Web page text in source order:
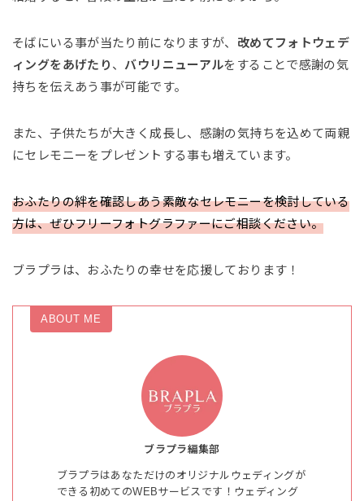
そばにいる事が当たり前になりますが、 改めてフォトウェデ
ィングをあげたり 、 バウリニューアルをすることで感謝の気
持ちを伝えあう事が可能です。
また、子供たちが大きく成長し、感謝の気持ちを込めて両親
にセレモニーをプレゼントする事も増えています。
おふたりの絆を確認しあう素敵なセレモニーを検討している
方は、ぜひフリーフォトグラファーにご相談ください。
ブラプラは、おふたりの幸せを応援しております！
ABOUT ME
ブラプラ編集部
ブラプラはあなただけのオリジナルウェディングが
できる初めてのWEBサービスです！ウェディング